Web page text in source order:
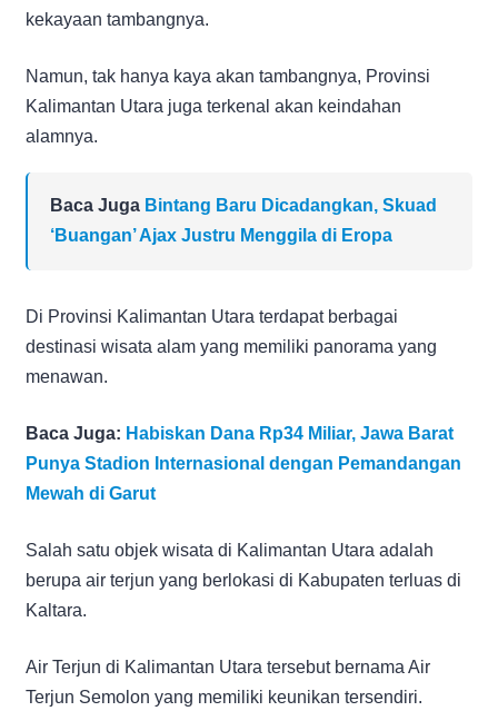
kekayaan tambangnya.
Namun, tak hanya kaya akan tambangnya, Provinsi
Kalimantan Utara juga terkenal akan keindahan
alamnya.
Baca Juga Bintang Baru Dicadangkan, Skuad
‘Buangan’ Ajax Justru Menggila di Eropa
Di Provinsi Kalimantan Utara terdapat berbagai
destinasi wisata alam yang memiliki panorama yang
menawan.
Baca Juga: Habiskan Dana Rp34 Miliar, Jawa Barat
Punya Stadion Internasional dengan Pemandangan
Mewah di Garut
Salah satu objek wisata di Kalimantan Utara adalah
berupa air terjun yang berlokasi di Kabupaten terluas di
Kaltara.
Air Terjun di Kalimantan Utara tersebut bernama Air
Terjun Semolon yang memiliki keunikan tersendiri.